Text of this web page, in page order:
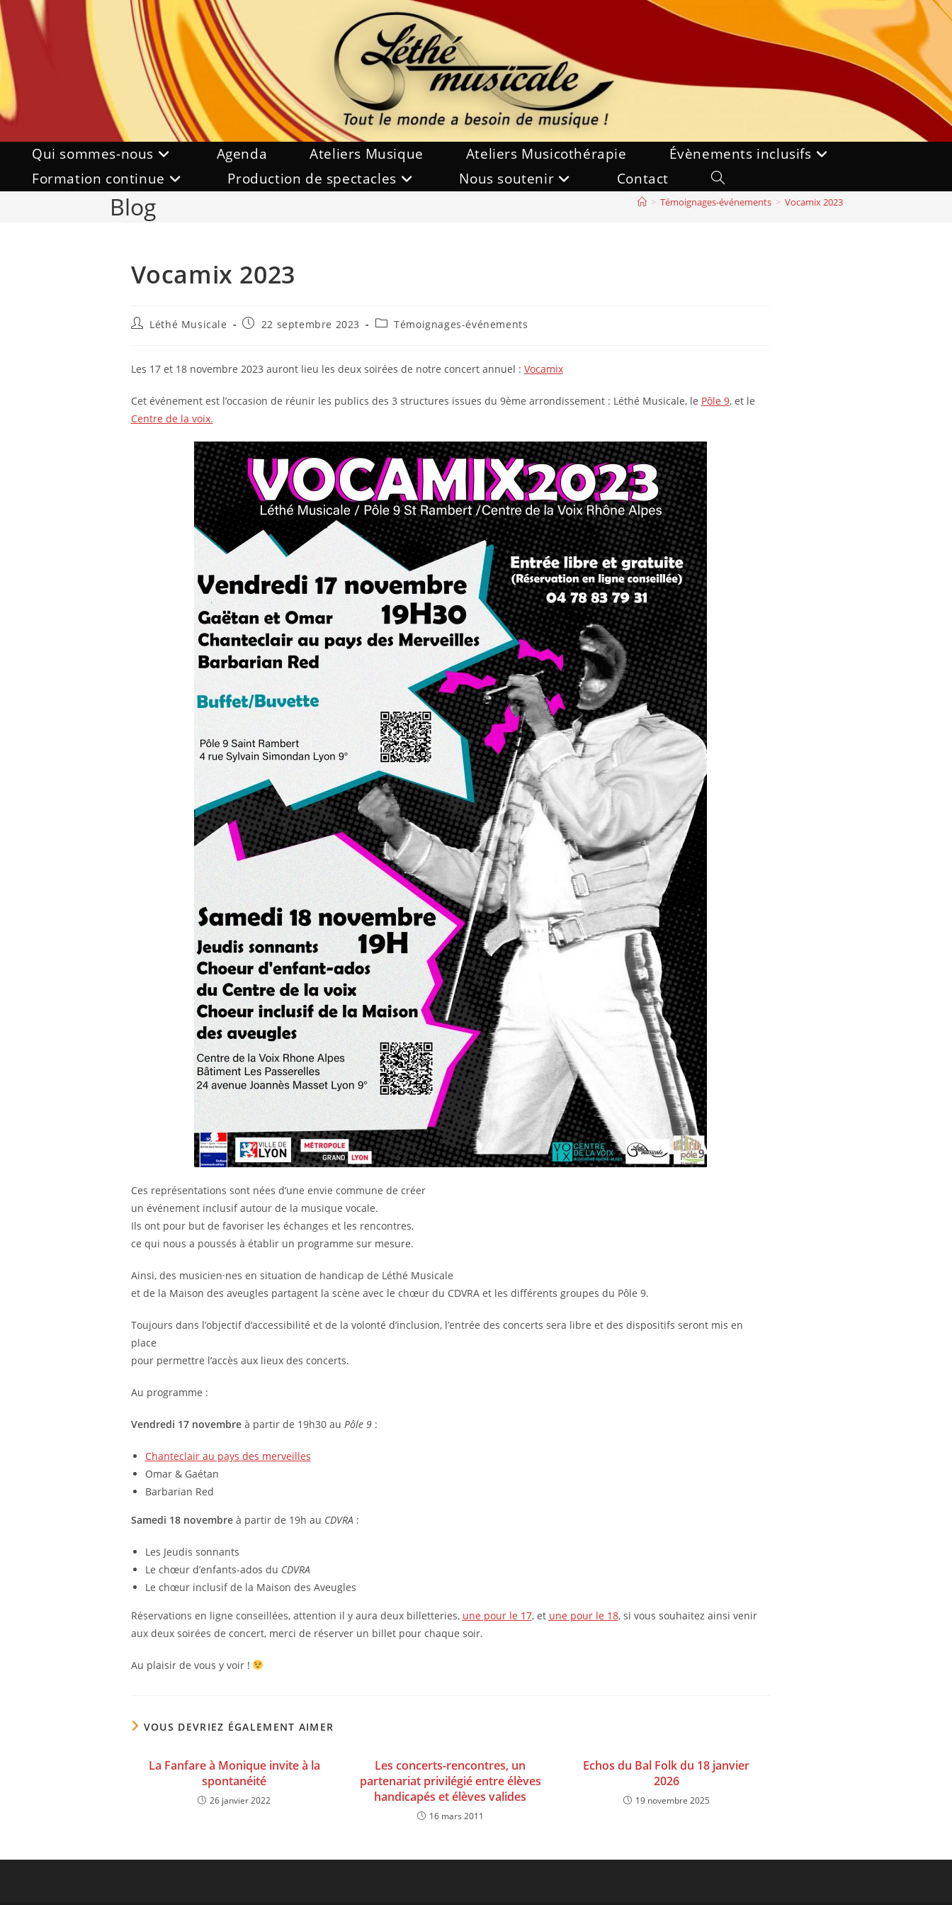
Skip
to
content
Qui sommes-nous Agenda Ateliers Musique Ateliers Musicothérapie
Évènements inclusifs
Formation continue
Production de spectacles Nous soutenir Contact
Toggle
website
Blog > Témoignages-événements > Vocamix 2023
Vocamix 2023
Auteur/autrice
publication :
Léthé Musicale
Publication
22 septembre 2023
PostTémoignages-événements
Les 17 et 18 novembre 2023 auront lieu les deux soirées de notre concert annuel : Vocamix
Cet événement est l’occasion de réunir les publics des 3 structures issues du 9ème arrondissement : Léthé Musicale, le Pôle 9, et le
Centre de la voix.
Ces représentations sont nées d’une envie commune de créer
un événement inclusif autour de la musique vocale.
Ils ont pour but de favoriser les échanges et les rencontres,
ce qui nous a poussés à établir un programme sur mesure.
Ainsi, des musicien·nes en situation de handicap de Léthé Musicale
et de la Maison des aveugles partagent la scène avec le chœur du CDVRA et les différents groupes du Pôle 9.
Toujours dans l’objectif d’accessibilité et de la volonté d’inclusion, l’entrée des concerts sera libre et des dispositifs seront mis en
place
pour permettre l’accès aux lieux des concerts.
Au programme :
Vendredi 17 novembre à partir de 19h30 au Pôle 9:
Chanteclair au pays des merveilles
Omar & Gaétan
Barbarian Red
Samedi 18 novembreà partir de 19h au CDVRA :
Les Jeudis sonnants
Le chœur d’enfants-ados du CDVRA
Le chœur inclusif de la Maison des Aveugles
Réservations en ligne conseillées, attention il y aura deux billetteries, une pour le 17, et une pour le 18, si vous souhaitez ainsi venir
aux deux soirées de concert, merci de réserver un billet pour chaque soir.
Au plaisir de vous y voir !
VOUS DEVRIEZ ÉGALEMENT AIMER
La Fanfare à Monique invite à la
spontanéité
26 janvier 2022
Les concerts-rencontres, un
partenariat privilégié entre élèves
handicapés et élèves valides
16 mars 2011
Echos du Bal Folk du 18 janvier
2026
19 novembre 2025